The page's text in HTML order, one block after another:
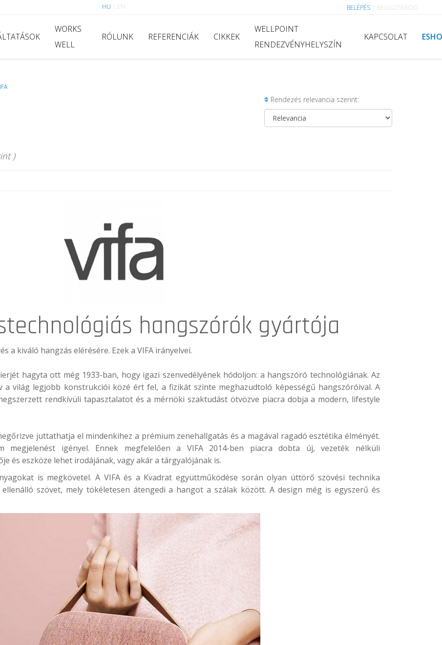
HU EN BELÉPÉS REGISZTRÁCIÓ
WORKS
WELL
RÓLUNK REFERENCIÁK CIKKEK
WELLPOINT
RENDEZVÉNYHELYSZÍN
KAPCSOLAT
Rendezés relevancia szerint:
)
hangszórók gyártója
a kiváló hangzás elérésére. Ezek a VIFA irányelvei.
hagyta ott még 1933-ban, hogy igazi szenvedélyének hódoljon: a hangszóró technológiának. Az
a világ legjobb konstrukciói közé ért fel, a fizikát szinte meghazudtoló képességű hangszóróival. A
rendkívüli tapasztalatot és a mérnöki szaktudást ötvözve piacra dobja a modern, lifestyle
juttathatja el mindenkihez a prémium zenehallgatás és a magával ragadó esztétika élményét.
megjelenést igényel. Ennek megfelelően a VIFA 2014-ben piacra dobta új, vezeték nélküli
és eszköze lehet irodájának, vagy akár a tárgyalójának is.
is megkövetel. A VIFA és a Kvadrat együttműködése során olyan úttörő szövési technika
szövet, mely tökéletesen átengedi a hangot a szálak között. A design még is egyszerű és